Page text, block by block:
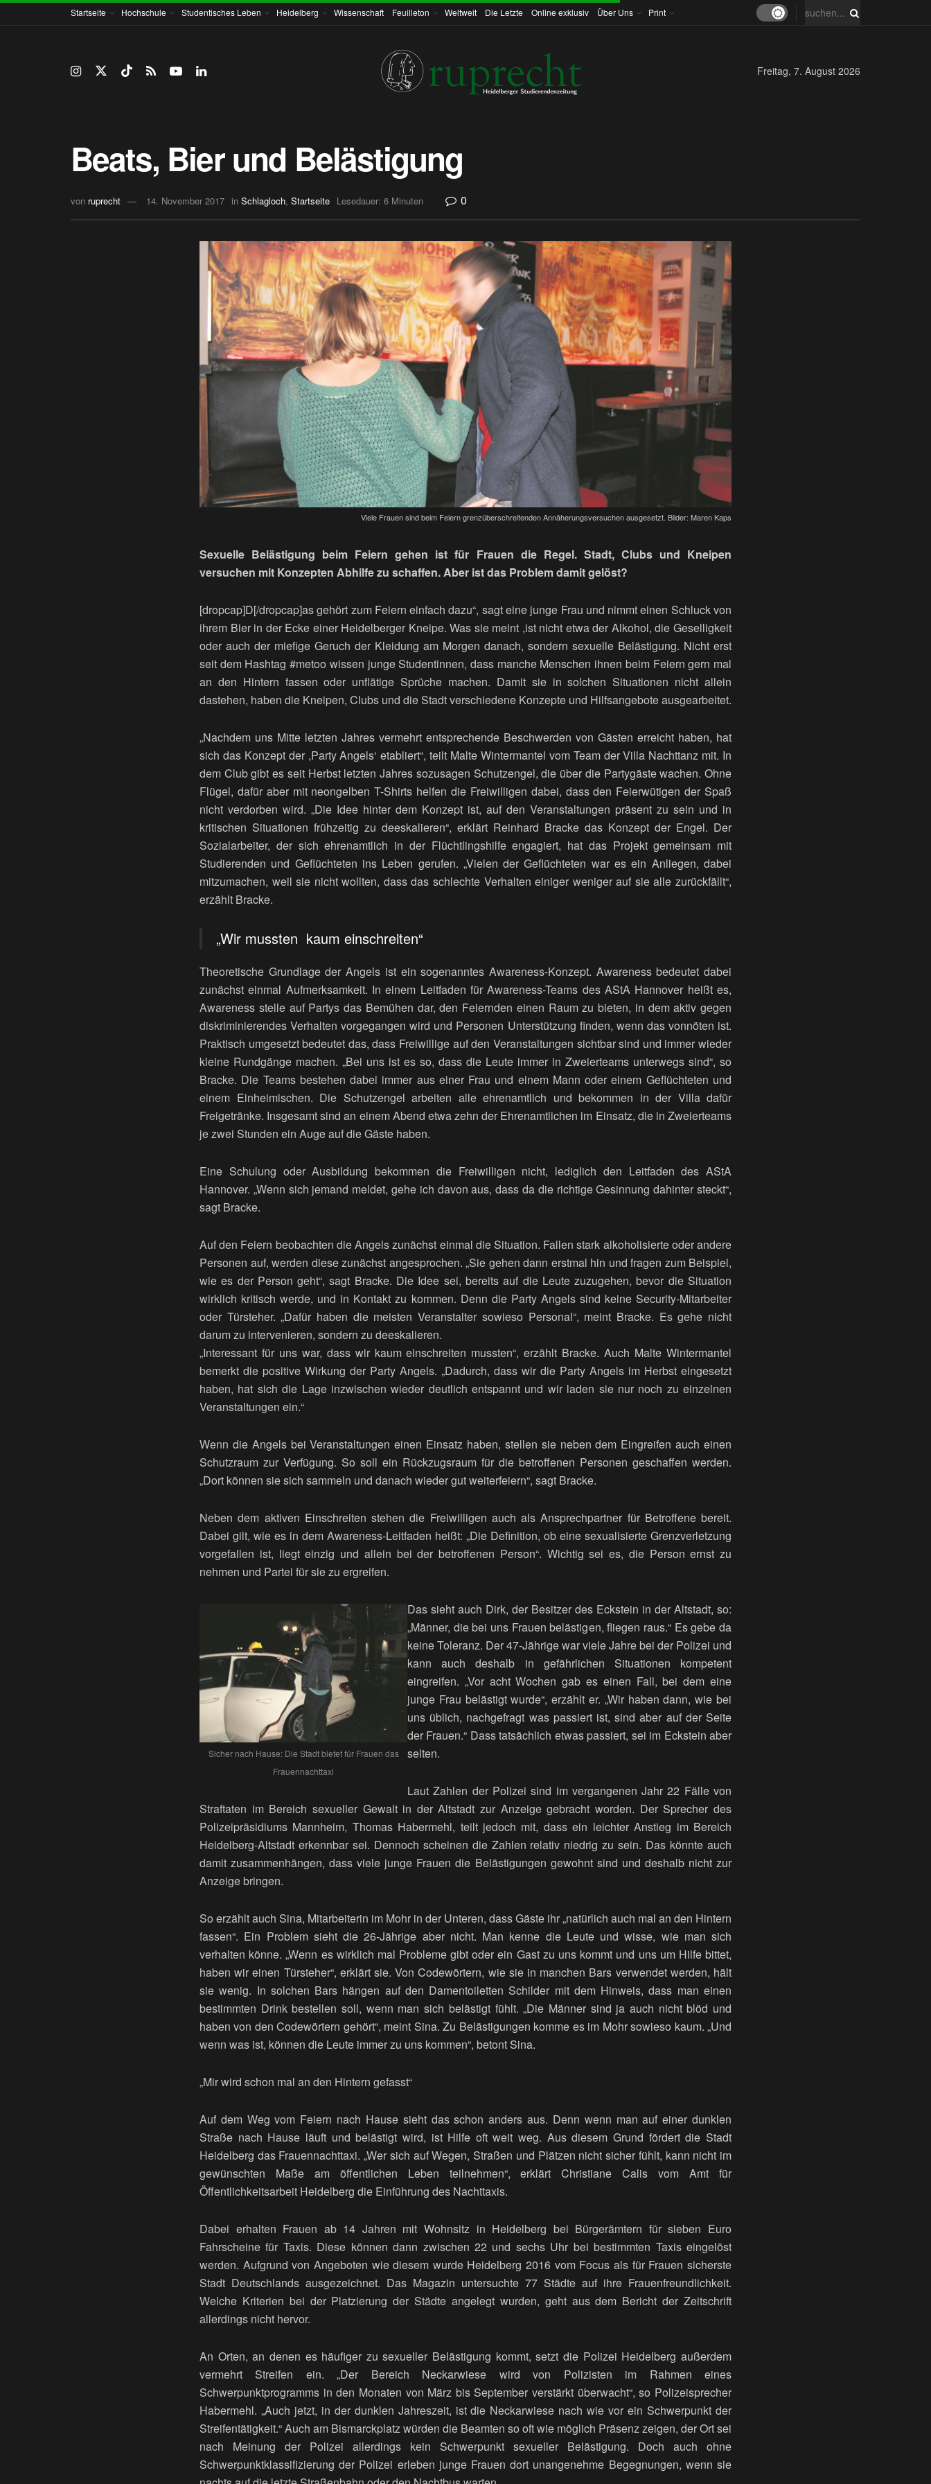
Startseite Hochschule Studentisches Leben Heidelberg Wissenschaft Feuilleton Weltweit Die Letzte Online exklusiv Über Uns Print
Freitag, 7. August 2026
Beats, Bier und Belästigung
von ruprecht 14. November 2017 in Schlagloch, Startseite Lesedauer: 6 Minuten 0
Viele Frauen sind beim Feiern grenzüberschreitenden Annäherungsversuchen ausgesetzt. Bilder: Maren Kaps
Sexuelle Belästigung beim Feiern gehen ist für Frauen die Regel. Stadt, Clubs und Kneipen
versuchen mit Konzepten Abhilfe zu schaffen. Aber ist das Problem damit gelöst?
[dropcap]D[/dropcap]as gehört zum Feiern einfach dazu“, sagt eine junge Frau und nimmt einen Schluck von
ihrem Bier in der Ecke einer Heidelberger Kneipe. Was sie meint ,ist nicht etwa der Alkohol, die Geselligkeit
oder auch der miefige Geruch der Kleidung am Morgen danach, sondern sexuelle Belästigung. Nicht erst
seit dem Hashtag #metoo wissen junge Studentinnen, dass manche Menschen ihnen beim Feiern gern mal
an den Hintern fassen oder unflätige Sprüche machen. Damit sie in solchen Situationen nicht allein
dastehen, haben die Kneipen, Clubs und die Stadt verschiedene Konzepte und Hilfsangebote ausgearbeitet.
„Nachdem uns Mitte letzten Jahres vermehrt entsprechende Beschwerden von Gästen erreicht haben, hat
sich das Konzept der ,Party Angels‘ etabliert“, teilt Malte Wintermantel vom Team der Villa Nachttanz mit. In
dem Club gibt es seit Herbst letzten Jahres sozusagen Schutzengel, die über die Partygäste wachen. Ohne
Flügel, dafür aber mit neongelben T-Shirts helfen die Freiwilligen dabei, dass den Feierwütigen der Spaß
nicht verdorben wird. „Die Idee hinter dem Konzept ist, auf den Veranstaltungen präsent zu sein und in
kritischen Situationen frühzeitig zu deeskalieren“, erklärt Reinhard Bracke das Konzept der Engel. Der
Sozialarbeiter, der sich ehrenamtlich in der Flüchtlingshilfe engagiert, hat das Projekt gemeinsam mit
Studierenden und Geflüchteten ins Leben gerufen. „Vielen der Geflüchteten war es ein Anliegen, dabei
mitzumachen, weil sie nicht wollten, dass das schlechte Verhalten einiger weniger auf sie alle zurückfällt“,
erzählt Bracke.
„Wir mussten kaum einschreiten“
Theoretische Grundlage der Angels ist ein sogenanntes Awareness-Konzept. Awareness bedeutet dabei
zunächst einmal Aufmerksamkeit. In einem Leitfaden für Awareness-Teams des AStA Hannover heißt es,
Awareness stelle auf Partys das Bemühen dar, den Feiernden einen Raum zu bieten, in dem aktiv gegen
diskriminierendes Verhalten vorgegangen wird und Personen Unterstützung finden, wenn das vonnöten ist.
Praktisch umgesetzt bedeutet das, dass Freiwillige auf den Veranstaltungen sichtbar sind und immer wieder
kleine Rundgänge machen. „Bei uns ist es so, dass die Leute immer in Zweierteams unterwegs sind“, so
Bracke. Die Teams bestehen dabei immer aus einer Frau und einem Mann oder einem Geflüchteten und
einem Einheimischen. Die Schutzengel arbeiten alle ehrenamtlich und bekommen in der Villa dafür
Freigetränke. Insgesamt sind an einem Abend etwa zehn der Ehrenamtlichen im Einsatz, die in Zweierteams
je zwei Stunden ein Auge auf die Gäste haben.
Eine Schulung oder Ausbildung bekommen die Freiwilligen nicht, lediglich den Leitfaden des AStA
Hannover. „Wenn sich jemand meldet, gehe ich davon aus, dass da die richtige Gesinnung dahinter steckt“,
sagt Bracke.
Auf den Feiern beobachten die Angels zunächst einmal die Situation. Fallen stark alkoholisierte oder andere
Personen auf, werden diese zunächst angesprochen. „Sie gehen dann erstmal hin und fragen zum Beispiel,
wie es der Person geht“, sagt Bracke. Die Idee sei, bereits auf die Leute zuzugehen, bevor die Situation
wirklich kritisch werde, und in Kontakt zu kommen. Denn die Party Angels sind keine Security-Mitarbeiter
oder Türsteher. „Dafür haben die meisten Veranstalter sowieso Personal“, meint Bracke. Es gehe nicht
darum zu intervenieren, sondern zu deeskalieren.
„Interessant für uns war, dass wir kaum einschreiten mussten“, erzählt Bracke. Auch Malte Wintermantel
bemerkt die positive Wirkung der Party Angels. „Dadurch, dass wir die Party Angels im Herbst eingesetzt
haben, hat sich die Lage inzwischen wieder deutlich entspannt und wir laden sie nur noch zu einzelnen
Veranstaltungen ein.“
Wenn die Angels bei Veranstaltungen einen Einsatz haben, stellen sie neben dem Eingreifen auch einen
Schutzraum zur Verfügung. So soll ein Rückzugsraum für die betroffenen Personen geschaffen werden.
„Dort können sie sich sammeln und danach wieder gut weiterfeiern“, sagt Bracke.
Neben dem aktiven Einschreiten stehen die Freiwilligen auch als Ansprechpartner für Betroffene bereit.
Dabei gilt, wie es in dem Awareness-Leitfaden heißt: „Die Definition, ob eine sexualisierte Grenzverletzung
vorgefallen ist, liegt einzig und allein bei der betroffenen Person“. Wichtig sei es, die Person ernst zu
nehmen und Partei für sie zu ergreifen.
Sicher nach Hause: Die Stadt bietet für Frauen das
Frauennachttaxi
Das sieht auch Dirk, der Besitzer des Eckstein in der Altstadt, so:
„Männer, die bei uns Frauen belästigen, fliegen raus.“ Es gebe da
keine Toleranz. Der 47-Jährige war viele Jahre bei der Polizei und
kann auch deshalb in gefährlichen Situationen kompetent
eingreifen. „Vor acht Wochen gab es einen Fall, bei dem eine
junge Frau belästigt wurde“, erzählt er. „Wir haben dann, wie bei
uns üblich, nachgefragt was passiert ist, sind aber auf der Seite
der Frauen.“ Dass tatsächlich etwas passiert, sei im Eckstein aber
selten.
Laut Zahlen der Polizei sind im vergangenen Jahr 22 Fälle von
Straftaten im Bereich sexueller Gewalt in der Altstadt zur Anzeige gebracht worden. Der Sprecher des
Polizeipräsidiums Mannheim, Thomas Habermehl, teilt jedoch mit, dass ein leichter Anstieg im Bereich
Heidelberg-Altstadt erkennbar sei. Dennoch scheinen die Zahlen relativ niedrig zu sein. Das könnte auch
damit zusammenhängen, dass viele junge Frauen die Belästigungen gewohnt sind und deshalb nicht zur
Anzeige bringen.
So erzählt auch Sina, Mitarbeiterin im Mohr in der Unteren, dass Gäste ihr „natürlich auch mal an den Hintern
fassen“. Ein Problem sieht die 26-Jährige aber nicht. Man kenne die Leute und wisse, wie man sich
verhalten könne. „Wenn es wirklich mal Probleme gibt oder ein Gast zu uns kommt und uns um Hilfe bittet,
haben wir einen Türsteher“, erklärt sie. Von Codewörtern, wie sie in manchen Bars verwendet werden, hält
sie wenig. In solchen Bars hängen auf den Damentoiletten Schilder mit dem Hinweis, dass man einen
bestimmten Drink bestellen soll, wenn man sich belästigt fühlt. „Die Männer sind ja auch nicht blöd und
haben von den Codewörtern gehört“, meint Sina. Zu Belästigungen komme es im Mohr sowieso kaum. „Und
wenn was ist, können die Leute immer zu uns kommen“, betont Sina.
„Mir wird schon mal an den Hintern gefasst“
Auf dem Weg vom Feiern nach Hause sieht das schon anders aus. Denn wenn man auf einer dunklen
Straße nach Hause läuft und belästigt wird, ist Hilfe oft weit weg. Aus diesem Grund fördert die Stadt
Heidelberg das Frauennachttaxi. „Wer sich auf Wegen, Straßen und Plätzen nicht sicher fühlt, kann nicht im
gewünschten Maße am öffentlichen Leben teilnehmen“, erklärt Christiane Calis vom Amt für
Öffentlichkeitsarbeit Heidelberg die Einführung des Nachttaxis.
Dabei erhalten Frauen ab 14 Jahren mit Wohnsitz in Heidelberg bei Bürgerämtern für sieben Euro
Fahrscheine für Taxis. Diese können dann zwischen 22 und sechs Uhr bei bestimmten Taxis eingelöst
werden. Aufgrund von Angeboten wie diesem wurde Heidelberg 2016 vom Focus als für Frauen sicherste
Stadt Deutschlands ausgezeichnet. Das Magazin untersuchte 77 Städte auf ihre Frauenfreundlichkeit.
Welche Kriterien bei der Platzierung der Städte angelegt wurden, geht aus dem Bericht der Zeitschrift
allerdings nicht hervor.
An Orten, an denen es häufiger zu sexueller Belästigung kommt, setzt die Polizei Heidelberg außerdem
vermehrt Streifen ein. „Der Bereich Neckarwiese wird von Polizisten im Rahmen eines
Schwerpunktprogramms in den Monaten von März bis September verstärkt überwacht“, so Polizeisprecher
Habermehl. „Auch jetzt, in der dunklen Jahreszeit, ist die Neckarwiese nach wie vor ein Schwerpunkt der
Streifentätigkeit.“ Auch am Bismarckplatz würden die Beamten so oft wie möglich Präsenz zeigen, der Ort sei
nach Meinung der Polizei allerdings kein Schwerpunkt sexueller Belästigung. Doch auch ohne
Schwerpunktklassifizierung der Polizei erleben junge Frauen dort unangenehme Begegnungen, wenn sie